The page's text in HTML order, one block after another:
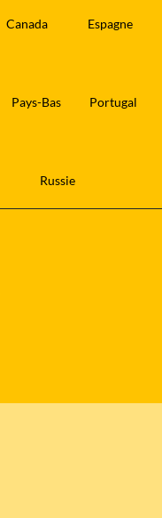
Canada Espagne
Pays-Bas Portugal
Russie